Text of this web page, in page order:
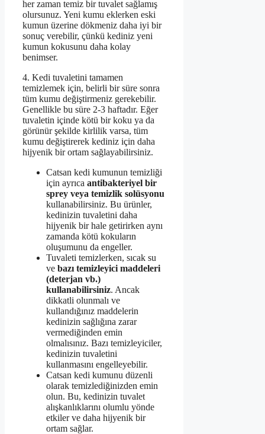
her zaman temiz bir tuvalet sağlamış
olursunuz. Yeni kumu eklerken eski
kumun üzerine dökmeniz daha iyi bir
sonuç verebilir, çünkü kediniz yeni
kumun kokusunu daha kolay
benimser.
4. Kedi tuvaletini tamamen
temizlemek için, belirli bir süre sonra
tüm kumu değiştirmeniz gerekebilir.
Genellikle bu süre 2-3 haftadır. Eğer
tuvaletin içinde kötü bir koku ya da
görünür şekilde kirlilik varsa, tüm
kumu değiştirerek kediniz için daha
hijyenik bir ortam sağlayabilirsiniz.
Catsan kedi kumunun temizliği
için ayrıca antibakteriyel bir
sprey veya temizlik solüsyonu
kullanabilirsiniz. Bu ürünler,
kedinizin tuvaletini daha
hijyenik bir hale getirirken aynı
zamanda kötü kokuların
oluşumunu da engeller.
Tuvaleti temizlerken, sıcak su
ve bazı temizleyici maddeleri
(deterjan vb.)
kullanabilirsiniz. Ancak
dikkatli olunmalı ve
kullandığınız maddelerin
kedinizin sağlığına zarar
vermediğinden emin
olmalısınız. Bazı temizleyiciler,
kedinizin tuvaletini
kullanmasını engelleyebilir.
Catsan kedi kumunu düzenli
olarak temizlediğinizden emin
olun. Bu, kedinizin tuvalet
alışkanlıklarını olumlu yönde
etkiler ve daha hijyenik bir
ortam sağlar.